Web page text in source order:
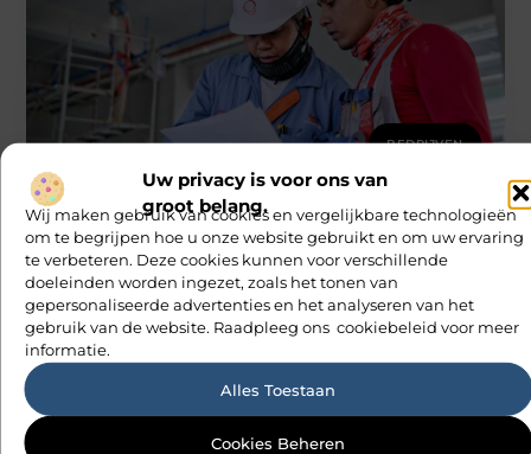
Uw privacy is voor ons van
groot belang.
Wij maken gebruik van cookies en vergelijkbare technologieën
om te begrijpen hoe u onze website gebruikt en om uw ervaring
te verbeteren. Deze cookies kunnen voor verschillende
doeleinden worden ingezet, zoals het tonen van
gepersonaliseerde advertenties en het analyseren van het
gebruik van de website. Raadpleeg ons cookiebeleid voor meer
informatie.
Alles Toestaan
Cookies Beheren
BEDRIJVEN
Hoe vind je een baan in de civiele
techniek?
Wil je graag aan de slag in de civiele techniek? Dat is heel
goed mogelijk, maar je moet wel weten
M Vd Webdesign